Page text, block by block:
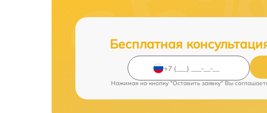
Бесплатная
Нажимая на кнопку "Оставить заявку" Вы